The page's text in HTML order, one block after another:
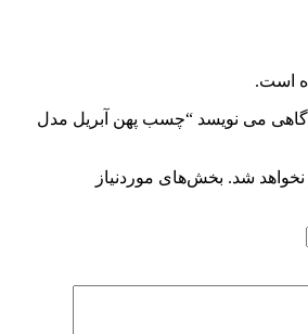
است.
می نویسد “چسب پهن آبریل مدل
شد. بخش‌های موردنیاز